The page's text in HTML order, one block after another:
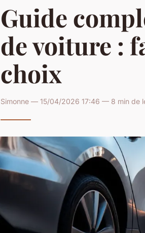
Guide
de voiture :
choix
Simonne — 15/04/2026 17:46 — 8 min de